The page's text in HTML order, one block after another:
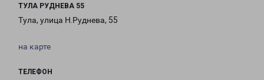
ТУЛА РУДНЕВА 55
Тула, улица Н.Руднева, 55
на карте
ТЕЛЕФОН